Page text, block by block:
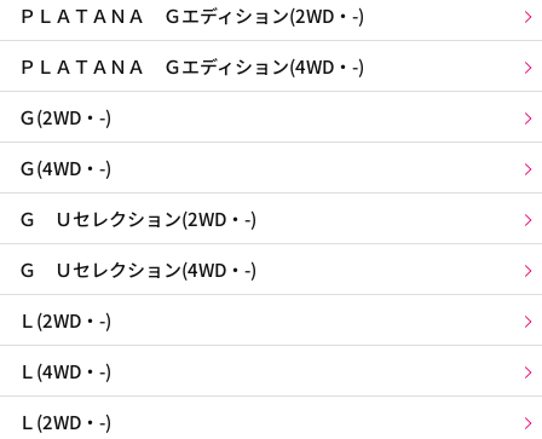
ＰＬＡＴＡＮＡ Ｇエディション(2WD・-)
ＰＬＡＴＡＮＡ Ｇエディション(4WD・-)
Ｇ(2WD・-)
Ｇ(4WD・-)
Ｇ Ｕセレクション(2WD・-)
Ｇ Ｕセレクション(4WD・-)
Ｌ(2WD・-)
Ｌ(4WD・-)
Ｌ(2WD・-)